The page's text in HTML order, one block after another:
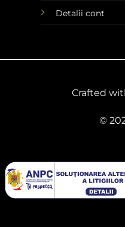
Detalii cont
Crafted
©